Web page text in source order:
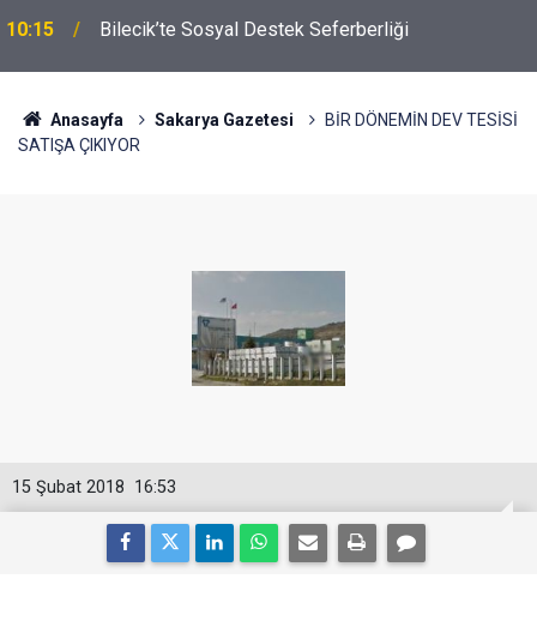
10:15 Bilecik’te Sosyal Destek Seferberliği
Anasayfa Sakarya Gazetesi
BİR DÖNEMİN DEV TESİSİ
SATIŞA ÇIKIYOR
16:53
15 Şubat 2018